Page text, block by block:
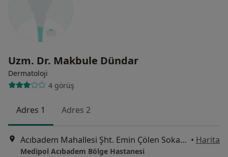
Uzm. Dr. Makbule Dündar
Dermatoloji
4 görüş
Adres 1 Adres 2
Acıbadem Mahallesi Şht. Emin Çölen Sokağı No:4, Kadıköy • Harita
Medipol Acıbadem Bölge Hastanesi